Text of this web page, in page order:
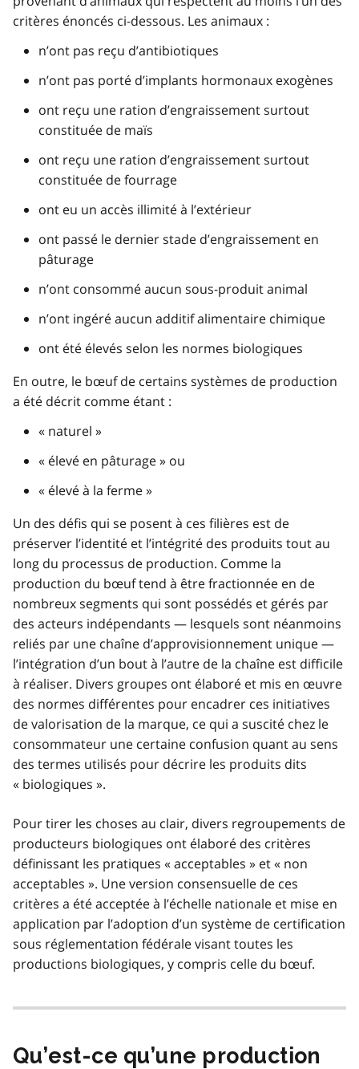
critères énoncés ci-dessous. Les animaux :
n’ont pas reçu d’antibiotiques
n’ont pas porté d’implants hormonaux exogènes
ont reçu une ration d’engraissement surtout
constituée de maïs
ont reçu une ration d’engraissement surtout
constituée de fourrage
ont eu un accès illimité à l’extérieur
ont passé le dernier stade d’engraissement en
pâturage
n’ont consommé aucun sous-produit animal
n’ont ingéré aucun additif alimentaire chimique
ont été élevés selon les normes biologiques
En outre, le bœuf de certains systèmes de production
a été décrit comme étant :
« naturel »
« élevé en pâturage » ou
« élevé à la ferme »
Un des défis qui se posent à ces filières est de
préserver l’identité et l’intégrité des produits tout au
long du processus de production. Comme la
production du bœuf tend à être fractionnée en de
nombreux segments qui sont possédés et gérés par
des acteurs indépendants — lesquels sont néanmoins
reliés par une chaîne d’approvisionnement unique —
l’intégration d’un bout à l’autre de la chaîne est difficile
à réaliser. Divers groupes ont élaboré et mis en œuvre
des normes différentes pour encadrer ces initiatives
de valorisation de la marque, ce qui a suscité chez le
consommateur une certaine confusion quant au sens
des termes utilisés pour décrire les produits dits
« biologiques ».
Pour tirer les choses au clair, divers regroupements de
producteurs biologiques ont élaboré des critères
définissant les pratiques « acceptables » et « non
acceptables ». Une version consensuelle de ces
critères a été acceptée à l’échelle nationale et mise en
application par l’adoption d’un système de certification
sous réglementation fédérale visant toutes les
productions biologiques, y compris celle du bœuf.
Qu’est-ce qu’une production